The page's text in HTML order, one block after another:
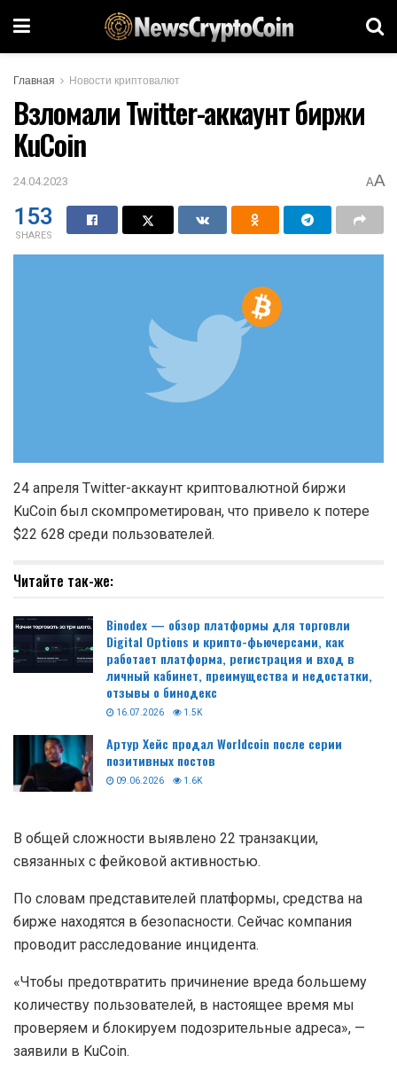
Главная Новости криптовалют
Взломали Twitter-аккаунт биржи
KuCoin
24.04.2023 AA
153
SHARES
24 апреля Twitter-аккаунт криптовалютной биржи
KuCoin был скомпрометирован, что привело к потере
$22 628 среди пользователей.
Читайте так-же:
Binodex — обзор платформы для торговли
Digital Options и крипто-фьючерсами, как
работает платформа, регистрация и вход в
личный кабинет, преимущества и недостатки,
отзывы о бинодекс
16.07.2026 1.5K
Артур Хейс продал Worldcoin после серии
позитивных постов
09.06.2026 1.6K
В общей сложности выявлено 22 транзакции,
связанных с фейковой активностью.
По словам представителей платформы, средства на
бирже находятся в безопасности. Сейчас компания
проводит расследование инцидента.
«Чтобы предотвратить причинение вреда большему
количеству пользователей, в настоящее время мы
проверяем и блокируем подозрительные адреса», —
заявили в KuCoin.